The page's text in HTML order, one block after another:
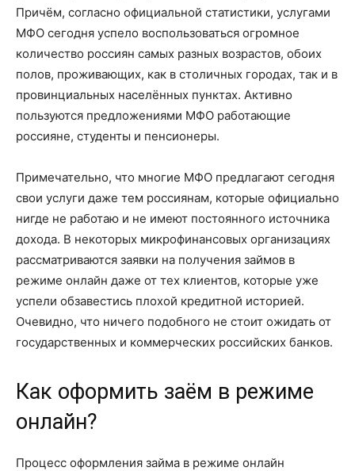
Причём, согласно официальной статистики, услугами
МФО сегодня успело воспользоваться огромное
количество россиян самых разных возрастов, обоих
полов, проживающих, как в столичных городах, так и в
провинциальных населённых пунктах. Активно
пользуются предложениями МФО работающие
россияне, студенты и пенсионеры.
Примечательно, что многие МФО предлагают сегодня
свои услуги даже тем россиянам, которые официально
нигде не работаю и не имеют постоянного источника
дохода. В некоторых микрофинансовых организациях
рассматриваются заявки на получения займов в
режиме онлайн даже от тех клиентов, которые уже
успели обзавестись плохой кредитной историей.
Очевидно, что ничего подобного не стоит ожидать от
государственных и коммерческих российских банков.
Как оформить заём в режиме
онлайн?
Процесс оформления займа в режиме онлайн